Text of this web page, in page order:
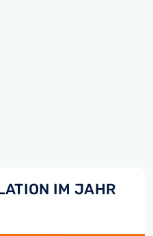
IM JAHR